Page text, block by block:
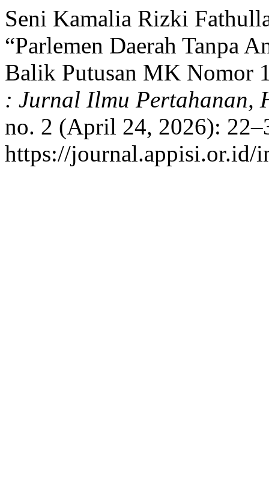
Seni Kamalia Rizki
“Parlemen Daerah Tanpa
Balik Putusan MK Nomor
: Jurnal Ilmu Pertahanan,
no. 2 (April 24, 2026):
https://journal.appisi.or.id/